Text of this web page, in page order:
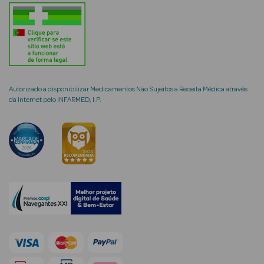
Rosto e
Ver Tudo
Cosmética
Rosto
Hidratantes
Séruns Faciais
Creme de Olhos
Anti-
Autorizado a disponibilizar Medicamentos Não Sujeitos a Receita Médica através
da Internet pelo INFARMED, I.P.